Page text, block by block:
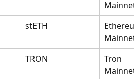
stETH
TRON
Tron